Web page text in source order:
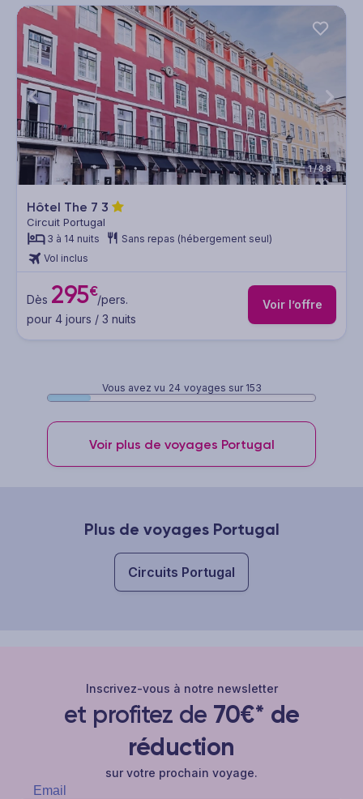
1/88
Hôtel The 7 3
Circuit Portugal
3 à 14 nuits
Sans repas (hébergement seul)
Vol inclus
Dès 295€/pers.
pour 4 jours / 3 nuits
Voir l’offre
Vous avez vu 24 voyages sur 153
Voir plus de voyages Portugal
Plus de voyages Portugal
Circuits Portugal
Inscrivez-vous à notre newsletter
et profitez de 70€* de
réduction
sur votre prochain voyage.